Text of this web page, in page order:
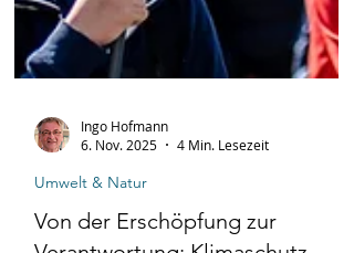
Ingo Hofmann
6. Nov. 2025
Umwelt & Natur